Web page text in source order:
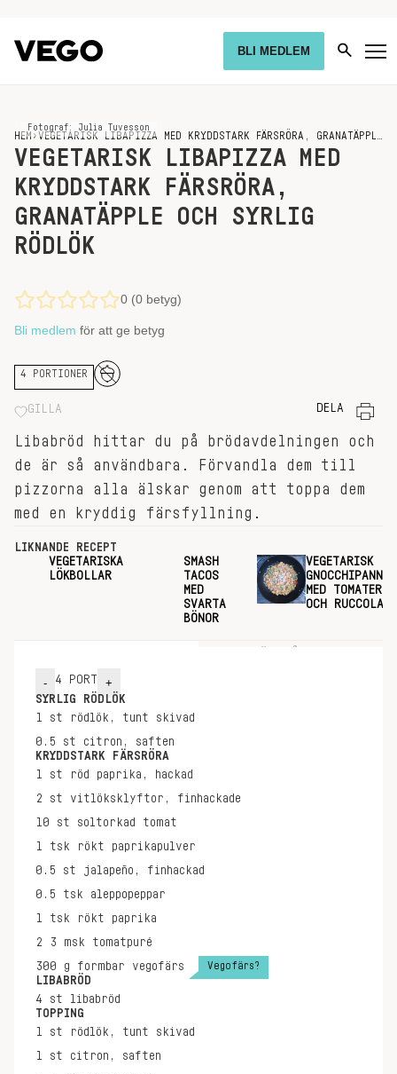
BLI MEDLEM
HEM ›
Fotograf: Julia Tuvesson
VEGETARISK LIBAPIZZA MED
KRYDDSTARK FÄRSRÖRA,
GRANATÄPPLE OCH SYRLIG
RÖDLÖK
0 (0 betyg)
Bli medlem för att ge betyg
4 PORTIONER
GILLA DELA
Libabröd hittar du på brödavdelningen och
de är så användbara. Förvandla dem till
pizzorna alla älskar genom att toppa dem
med en kryddig färsfyllning.
LIKNANDE RECEPT
VEGETARISKA
LÖKBOLLAR
SMASH
TACOS
MED
SVARTA
BÖNOR
VEGETARISK
GNOCCHIPANNA
MED TOMATER
OCH RUCCOLA
- 4 PORT +
SYRLIG RÖDLÖK
1 st
rödlök, tunt skivad
0.5 st
citron, saften
KRYDDSTARK FÄRSRÖRA
1 st
röd paprika, hackad
2 st
vitlöksklyftor, finhackade
10 st
soltorkad tomat
1 tsk
rökt paprikapulver
0.5 st
jalapeño, finhackad
0.5 tsk
aleppopeppar
1 tsk
rökt paprika
2
3 msk
tomatpuré
300 g formbar vegofärs Vegofärs?
LIBABRÖD
4 st
libabröd
TOPPING
1 st
rödlök, tunt skivad
1 st
citron, saften